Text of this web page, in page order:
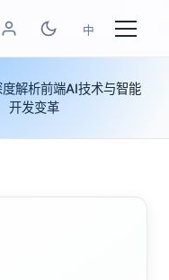
中
解析前端AI技术与智能
开发变革